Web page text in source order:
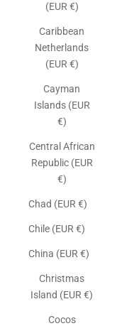
(EUR €)
Caribbean
Netherlands
(EUR €)
Cayman
Islands (EUR
€)
Central African
Republic (EUR
€)
Chad (EUR €)
Chile (EUR €)
China (EUR €)
Christmas
Island (EUR €)
Cocos